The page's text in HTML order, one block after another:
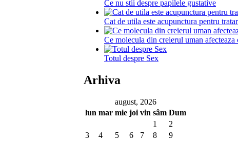
Ce nu stii despre papilele gustative
Cat de utila este acupunctura pentru
Ce molecula din creierul uman
Totul despre Sex
Arhiva
august, 2026
lun mar mie joi vin sâm Dum
1
2
3
4 5 6 7 8
9